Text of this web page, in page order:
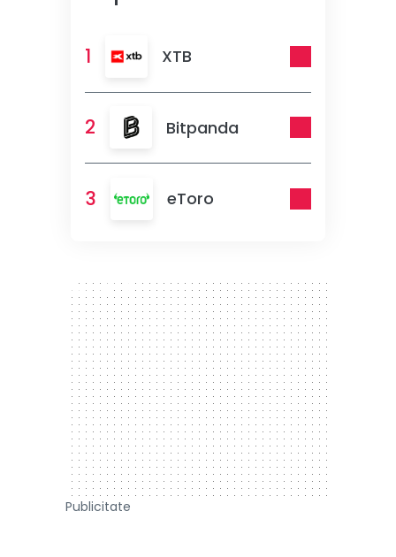
1 XTB
2 Bitpanda
3 eToro
300 x 250
Publicitate